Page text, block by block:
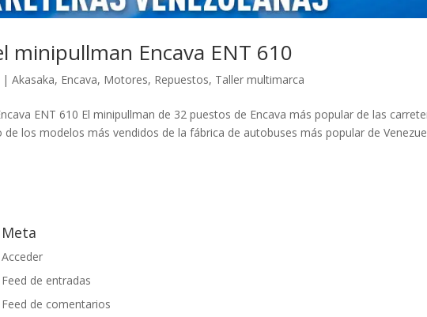
minipullman Encava ENT 610
|Akasaka, Encava, Motores, Repuestos, Taller multimarca
ENT 610 El minipullman de 32 puestos de Encava más popular de las
de los modelos más vendidos de la fábrica de autobuses más popular de
Meta
Acceder
Feed de entradas
Feed de comentarios